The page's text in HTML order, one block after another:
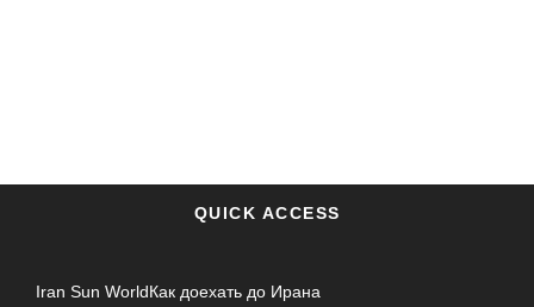
QUICK ACCESS
Iran Sun WorldКак доехать до Ирана